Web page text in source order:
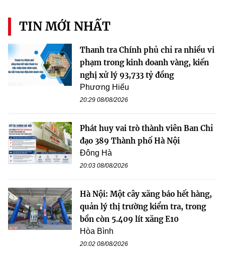
TIN MỚI NHẤT
Thanh tra Chính phủ chỉ ra nhiều vi
phạm trong kinh doanh vàng, kiến
nghị xử lý 93,733 tỷ đồng
Phương Hiếu
20:29 08/08/2026
Phát huy vai trò thành viên Ban Chỉ
đạo 389 Thành phố Hà Nội
Đông Hà
20:03 08/08/2026
Hà Nội: Một cây xăng báo hết hàng,
quản lý thị trường kiểm tra, trong
bồn còn 5.409 lít xăng E10
Hòa Bình
20:02 08/08/2026